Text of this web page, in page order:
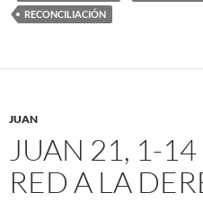
RECONCILIACIÓN
JUAN
JUAN 21, 1-
RED A LA